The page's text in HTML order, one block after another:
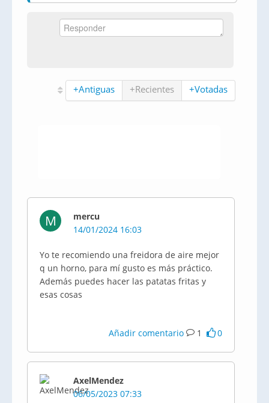
+Antiguas +Recientes +Votadas
M
mercu
14/01/2024 16:03
Yo te recomiendo una freidora de aire mejor
q un horno, para mí gusto es más práctico.
Además puedes hacer las patatas fritas y
esas cosas
Añadir comentario 1 0
AxelMendez
06/05/2023 07:33